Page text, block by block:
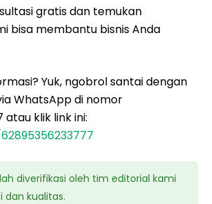
gratis dan temukan
bisa membantu bisnis Anda
Yuk, ngobrol santai dengan
WhatsApp di nomor
atau klik link ini:
diverifikasi oleh tim editorial kami
dan kualitas.